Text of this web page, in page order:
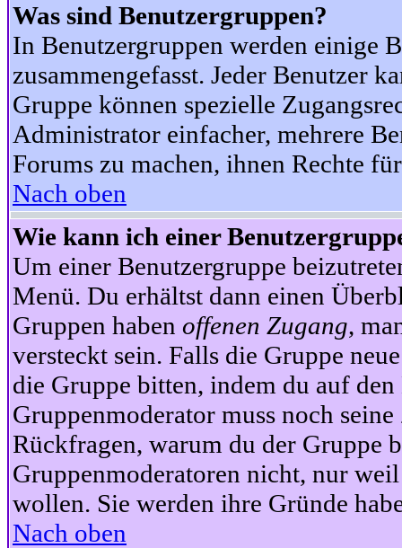
Was sind Benutzergruppen?
In Benutzergruppen werden einige
zusammengefasst. Jeder Benutzer
Gruppe können spezielle
Administrator einfacher, mehrere
Forums zu machen, ihnen Rechte
Nach oben
Wie kann ich einer
Um einer Benutzergruppe
Menü. Du erhältst dann einen
Gruppen haben offenen Zugang,
versteckt sein. Falls die Gruppe
die Gruppe bitten, indem du auf
Gruppenmoderator muss noch
Rückfragen, warum du der Gruppe
Gruppenmoderatoren nicht, nur
wollen. Sie werden ihre Gründe
Nach oben